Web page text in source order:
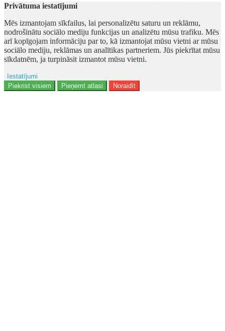
Privātuma iestatījumi
Mēs izmantojam sīkfailus, lai personalizētu saturu un reklāmu,
nodrošinātu sociālo mediju funkcijas un analizētu mūsu trafiku. Mēs
arī kopīgojam informāciju par to, kā izmantojat mūsu vietni ar mūsu
sociālo mediju, reklāmas un analītikas partneriem. Jūs piekrītat mūsu
sīkdatnēm, ja turpināsit izmantot mūsu vietni.
Iestatījumi
Ad storage
Piekrist visiem Pieņemt atlasi Noraidīt